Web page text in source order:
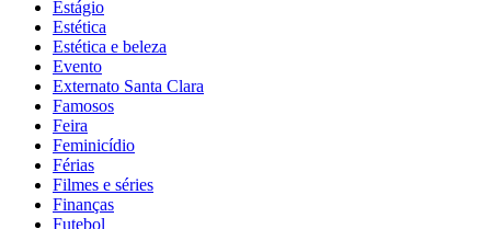
Estágio
Estética
Estética e beleza
Evento
Externato Santa Clara
Famosos
Feira
Feminicídio
Férias
Filmes e séries
Finanças
Futebol